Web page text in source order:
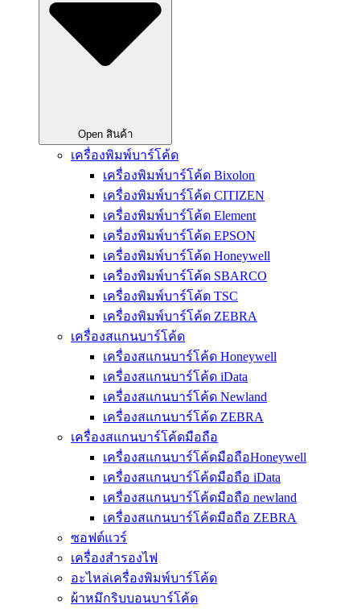
Open สินค้า
เครื่องพิมพ์บาร์โค้ด
เครื่องพิมพ์บาร์โค้ด Bixolon
เครื่องพิมพ์บาร์โค้ด CITIZEN
เครื่องพิมพ์บาร์โค้ด Element
เครื่องพิมพ์บาร์โค้ด EPSON
เครื่องพิมพ์บาร์โค้ด Honeywell
เครื่องพิมพ์บาร์โค้ด SBARCO
เครื่องพิมพ์บาร์โค้ด TSC
เครื่องพิมพ์บาร์โค้ด ZEBRA
เครื่องสแกนบาร์โค้ด
เครื่องสแกนบาร์โค้ด Honeywell
เครื่องสแกนบาร์โค้ด iData
เครื่องสแกนบาร์โค้ด Newland
เครื่องสแกนบาร์โค้ด ZEBRA
เครื่องสแกนบาร์โค้ดมือถือ
เครื่องสแกนบาร์โค้ดมือถือHoneywell
เครื่องสแกนบาร์โค้ดมือถือ iData
เครื่องสแกนบาร์โค้ดมือถือ newland
เครื่องสแกนบาร์โค้ดมือถือ ZEBRA
ซอฟต์แวร์
เครื่องสำรองไฟ
อะไหล่เครื่องพิมพ์บาร์โค้ด
ผ้าหมึกริบบอนบาร์โค้ด